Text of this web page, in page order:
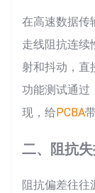
在高速数据传
走线阻抗连续
射和抖动，直
功能测试通过
现，给PCBA
二、阻抗
阻抗偏差往往